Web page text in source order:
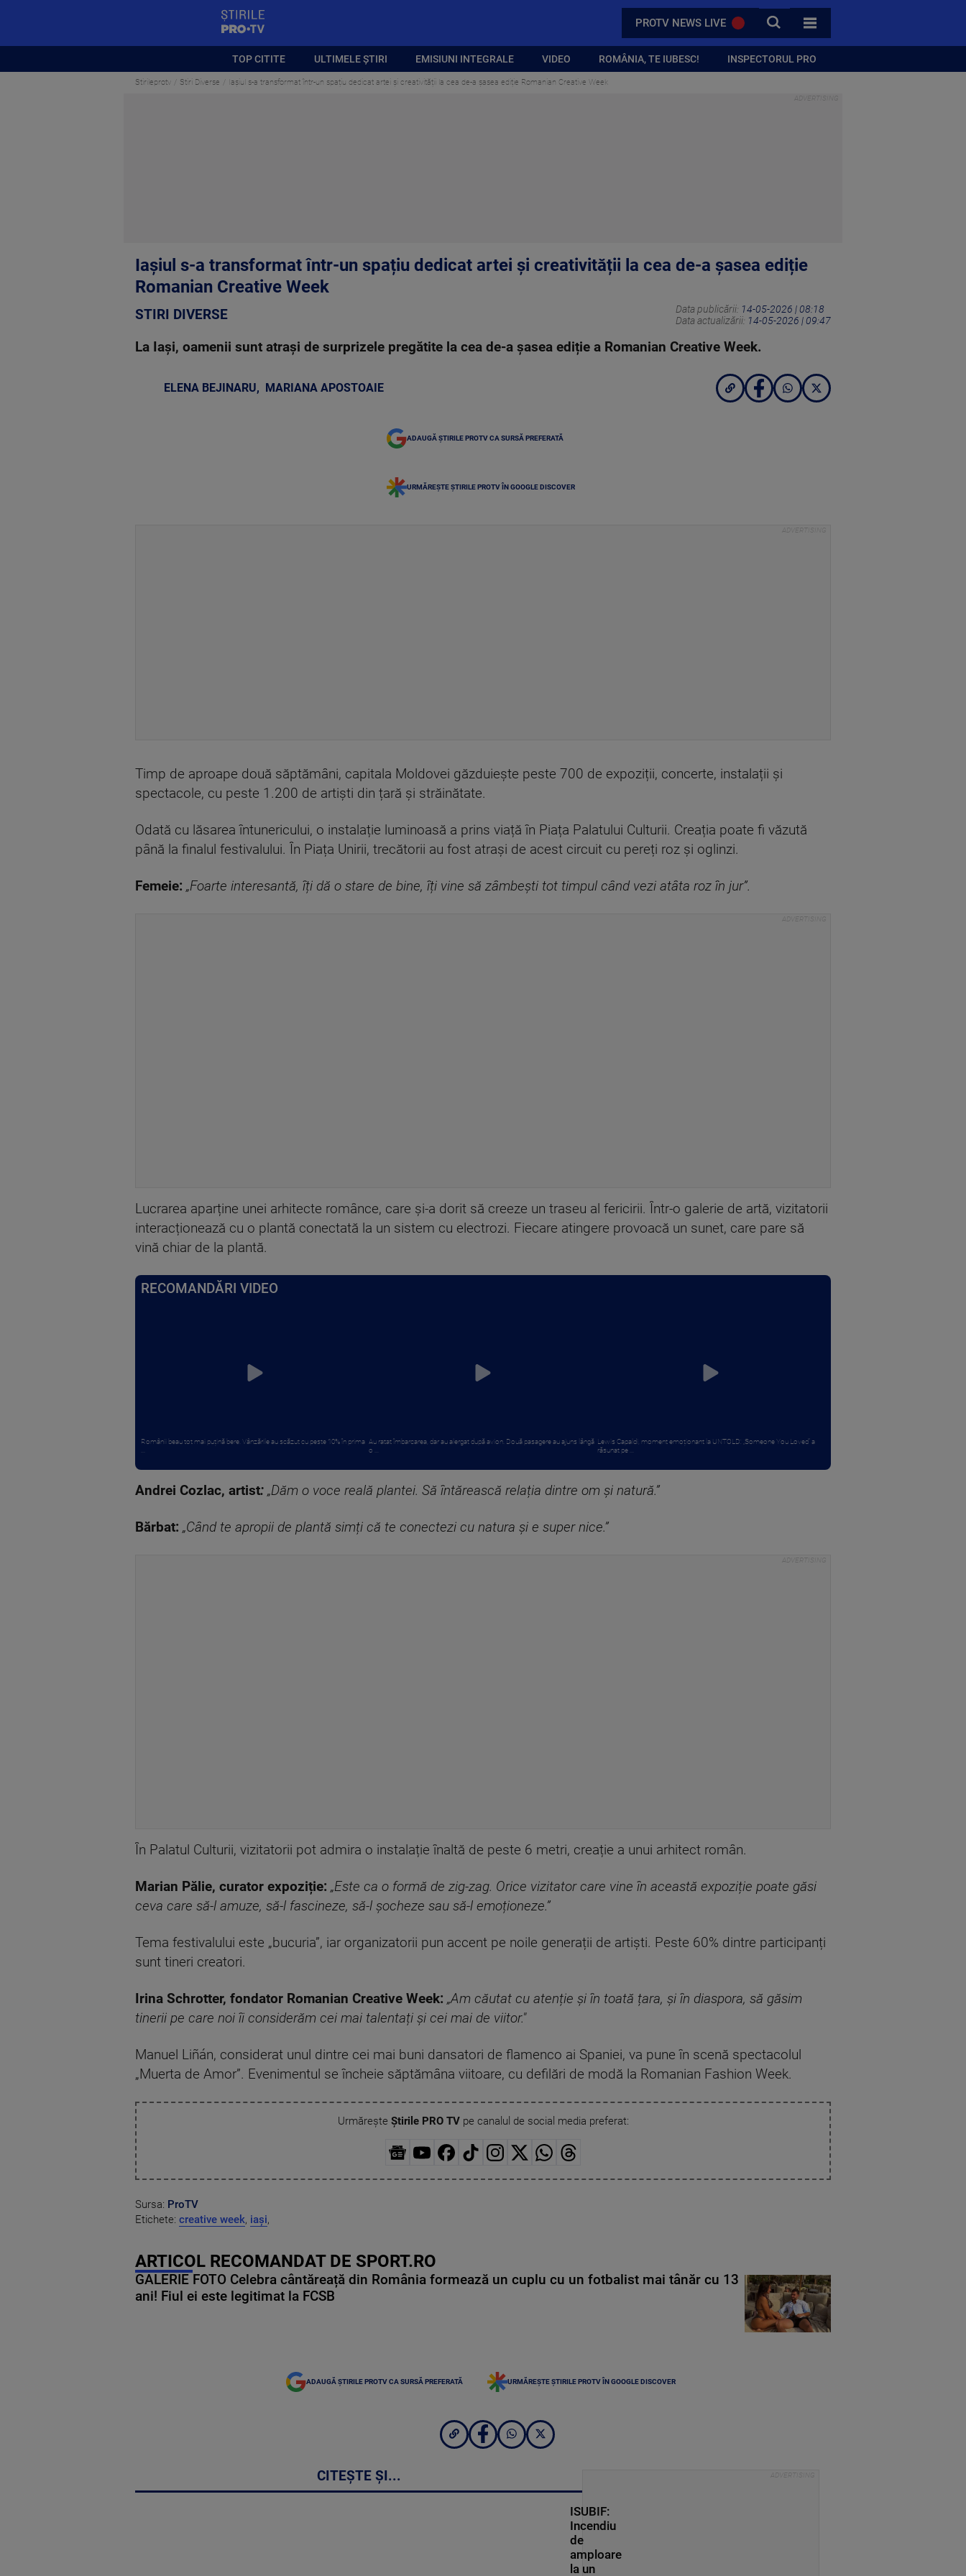
PROTV NEWS LIVE CAUTA
TOATE CATEGORIILE
TOP CITITE ULTIMELE ȘTIRI EMISIUNI INTEGRALE VIDEO ROMÂNIA, TE IUBESC! INSPECTORUL PRO
Stirileprotv Stiri Diverse Iașiul s-a transformat într-un spațiu dedicat artei și creativității la cea de-a șasea ediție Romanian Creative Week
Iașiul s-a transformat într-un spațiu dedicat artei și creativității la cea de-a șasea ediție
Romanian Creative Week
STIRI DIVERSE Data publicării: 14-05-2026 | 08:18
Data actualizării: 14-05-2026 | 09:47
La Iași, oamenii sunt atrași de surprizele pregătite la cea de-a șasea ediție a Romanian Creative Week.
ELENA BEJINARU, MARIANA APOSTOAIE
ADAUGĂ ȘTIRILE PROTV CA SURSĂ PREFERATĂ
URMĂREȘTE ȘTIRILE PROTV ÎN GOOGLE DISCOVER
Timp de aproape două săptămâni, capitala Moldovei găzduiește peste 700 de expoziții, concerte, instalații și
spectacole, cu peste 1.200 de artiști din țară și străinătate.
Odată cu lăsarea întunericului, o instalație luminoasă a prins viață în Piața Palatului Culturii. Creația poate fi văzută
până la finalul festivalului. În Piața Unirii, trecătorii au fost atrași de acest circuit cu pereți roz și oglinzi.
Femeie: „Foarte interesantă, îți dă o stare de bine, îți vine să zâmbești tot timpul când vezi atâta roz în jur”.
Lucrarea aparține unei arhitecte românce, care și-a dorit să creeze un traseu al fericirii. Într-o galerie de artă, vizitatorii
interacționează cu o plantă conectată la un sistem cu electrozi. Fiecare atingere provoacă un sunet, care pare să
vină chiar de la plantă.
RECOMANDĂRI VIDEO
Românii beau tot mai puțină bere. Vânzările au scăzut cu peste 10% în prima Au ratat îmbarcarea, dar au alergat după avion. Două pasagere au ajuns lângă
o ...
Lewis Capaldi, moment emoționant la UNTOLD: „Someone You Loved” a
răsunat pe ...
Andrei Cozlac, artist: „Dăm o voce reală plantei. Să întărească relația dintre om și natură.”
Bărbat: „Când te apropii de plantă simți că te conectezi cu natura și e super nice.”
În Palatul Culturii, vizitatorii pot admira o instalație înaltă de peste 6 metri, creație a unui arhitect român.
Marian Pălie, curator expoziție: „Este ca o formă de zig-zag. Orice vizitator care vine în această expoziție poate găsi
ceva care să-l amuze, să-l fascineze, să-l șocheze sau să-l emoționeze.”
Tema festivalului este „bucuria”, iar organizatorii pun accent pe noile generații de artiști. Peste 60% dintre participanți
sunt tineri creatori.
Irina Schrotter, fondator Romanian Creative Week: „Am căutat cu atenție și în toată țara, și în diaspora, să găsim
tinerii pe care noi îi considerăm cei mai talentați și cei mai de viitor."
Manuel Liñán, considerat unul dintre cei mai buni dansatori de flamenco ai Spaniei, va pune în scenă spectacolul
„Muerta de Amor”. Evenimentul se încheie săptămâna viitoare, cu defilări de modă la Romanian Fashion Week.
Urmărește Știrile PRO TVpe canalul de social media preferat:
Sursa: ProTV
Etichete: creative week, iași,
ARTICOL RECOMANDAT DE SPORT.RO
GALERIE FOTO Celebra cântăreață din România formează un cuplu cu un fotbalist mai tânăr cu 13
ani! Fiul ei este legitimat la FCSB
ADAUGĂ ȘTIRILE PROTV CA SURSĂ PREFERATĂ URMĂREȘTE ȘTIRILE PROTV ÎN GOOGLE DISCOVER
CITEȘTE ȘI...
ISUBIF:
Incendiu
de
amploare
la un